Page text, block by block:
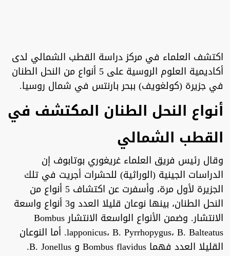
اكتشف العلماء في مركز دراسة القطب الشمالي لدى
أكاديمية العلوم الروسية على 5 أنواع من النحل الطنان
في جزيرة (كولغويف) ببحر بارنتس في شمال روسيا.
أنواع النحل الطنان المكتشف في
القطب الشمالي
وقال رئيس فريق العلماء غريغوري بوتابوف إن
الدراسات الجينية (الوراثية) للحشرات أجريت في تلك
الجزيرة لأول مرة، وأسفرت عن اكتشاف 5 أنواع من
النحل الطنان، بينها نوعان قليلا العدد و3 أنواع واسعة
الانتشار. وضمن الأنواع الواسعة الانتشار Bombus
lapponicus، B. Pyrrhopygus، B. Balteatus. أما النوعان
القليلا العدد فهما Bombus flavidus و B. Jonellus.